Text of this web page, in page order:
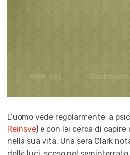
L’uomo vede regolarmente la
Reinsve) e con lei cerca di
nella sua vita. Una sera Clark